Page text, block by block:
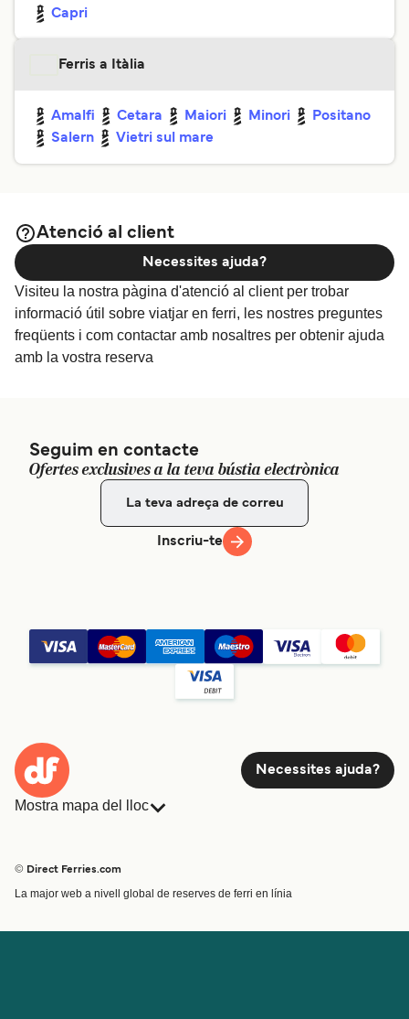
Capri
Ferris a Itàlia
Amalfi Cetara Maiori Minori
Positano
Salern
Vietri sul mare
Atenció al client
Visiteu la nostra pàgina d'atenció al client per trobar
informació útil sobre viatjar en ferri, les nostres preguntes
freqüents i com contactar amb nosaltres per obtenir ajuda
amb la vostra reserva
Necessites ajuda?
Seguim en contacte
Ofertes exclusives a la teva bústia electrònica
Inscriu-te
Necessites ajuda?
Mostra mapa del lloc
Països
© Direct Ferries.com
La major web a nivell global de reserves de ferri en línia